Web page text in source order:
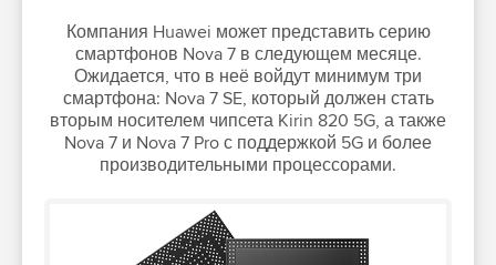
Компания Huawei может представить серию
смартфонов Nova 7 в следующем месяце.
Ожидается, что в неё войдут минимум три
смартфона: Nova 7 SE, который должен стать
вторым носителем чипсета Kirin 820 5G, а также
Nova 7 и Nova 7 Pro с поддержкой 5G и более
производительными процессорами.